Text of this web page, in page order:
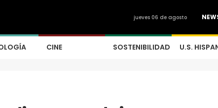
jueves 06 de agosto
CINE SOSTENIBILIDAD U.S.